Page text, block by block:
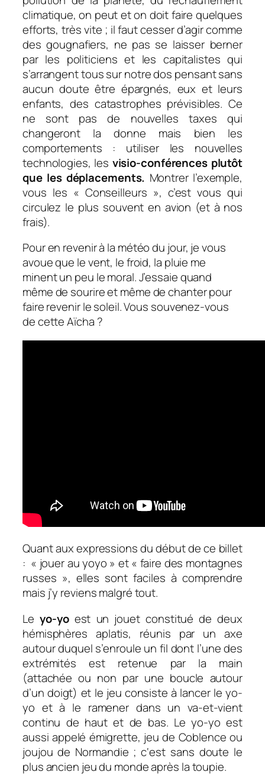
climatique, on peut et on doit faire quelques
efforts, très vite ; il faut cesser d’agir comme
des gougnafiers, ne pas se laisser berner
par les politiciens et les capitalistes qui
s’arrangent tous sur notre dos pensant sans
aucun doute être épargnés, eux et leurs
enfants, des catastrophes prévisibles. Ce
ne sont pas de nouvelles taxes qui
changeront la donne mais bien les
comportements : utiliser les nouvelles
technologies, les visio-conférences plutôt
que les déplacements. Montrer l’exemple,
vous les « Conseilleurs », c’est vous qui
circulez le plus souvent en avion (et à nos
frais).
Pour en revenir à la météo du jour, je vous
avoue que le vent, le froid, la pluie me
minent un peu le moral. J’essaie quand
même de sourire et même de chanter pour
faire revenir le soleil. Vous souvenez-vous
de cette Aïcha ?
Quant aux expressions du début de ce billet
: « jouer au yoyo » et « faire des montagnes
russes », elles sont faciles à comprendre
mais j’y reviens malgré tout.
Le yo-yoest un jouet constitué de deux
hémisphères aplatis, réunis par un axe
autour duquel s’enroule un fil dont l’une des
extrémités est retenue par la main
(attachée ou non par une boucle autour
d’un doigt) et le jeu consiste à lancer le yo-
yo et à le ramener dans un va-et-vient
continu de haut et de bas. Le yo-yo est
aussi appelé émigrette, jeu de Coblence ou
joujou de Normandie ; c‘est sans doute le
plus ancien jeu du monde après la toupie.